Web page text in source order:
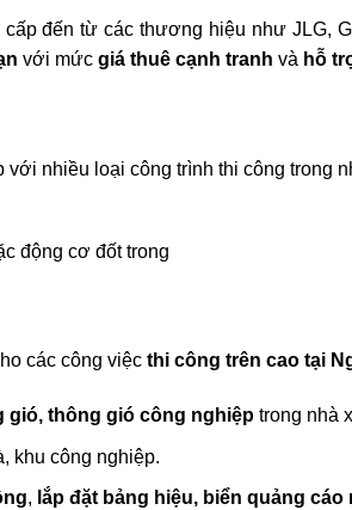
đến từ các thương hiệu như JLG,
với mức giá thuê cạnh tranh và hỗ
với nhiều loại công trình thi công trong
động cơ đốt trong
các công việc thi công trên cao tại
gió, thông gió công nghiệptrong nhà
khu công nghiệp.
, lắp đặt bảng hiệu, biển quảng cáo